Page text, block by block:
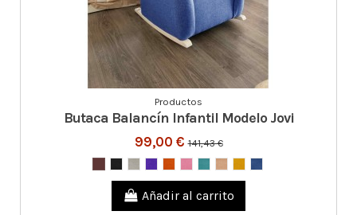
Productos
Butaca Balancín Infantil Modelo Jovi
99,00 €141,43 €
Añadir al carrito